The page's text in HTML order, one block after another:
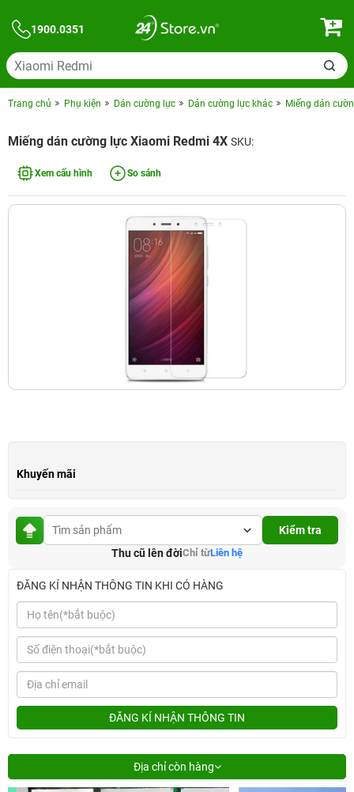
1900.0351
Trang chủ Phụ kiện Dán cường lực Dán cường lực khác Miếng dán
Miếng dán cường lực Xiaomi Redmi 4X SKU:
Xem cấu hình So sánh
Khuyến mãi
Kiểm tra
Thu cũ lên đờiChỉ từLiên hệ
ĐĂNG KÍ NHẬN THÔNG TIN KHI CÓ HÀNG
ĐĂNG KÍ NHẬN THÔNG TIN
Địa chỉ còn hàng